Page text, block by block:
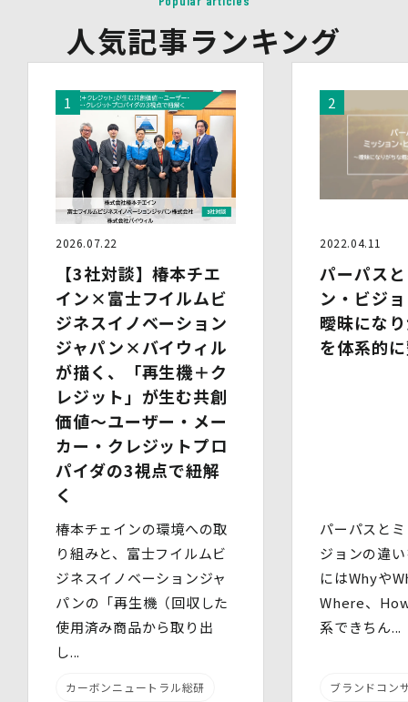
会社名・所属団体等の名称、所属名、役職名等の肩書、氏
名、住所、電話番号、メールアドレス、その他イベント・
セミナーを通じて取得した情報
(3)第三者提供の方法
(4)その他
上記の内容によらない個人情報の第三者提供を行う場合に
は、あらかじめ本人に対し個別具体的な内容を提示して同
意を得ます。
5.委託
当社は、上記利用目的の達成に必要な範囲内において、個
す。個人情報の取扱いを外部に委託する際は、十分な情報
管理水準を確保している委託先を選定するとともに、当該
委託先には必要かつ適切な監督を行います。
6.安全管理措置
当社は、個人情報保護法、個人情報保護方針及び本方針に
従って、個人データ（個人情報保護法第16条第３項により
定義された「個人データ」をいい、以下同様とします。）
を適切に取り扱い、正確かつ最新のものとするよう適切な
処置を講じます。
また、個人データの漏えい、滅失又は毀損の防止その他の
個人データの保護のため、個人データを適切かつ安全に管
理します。
当社は、個人情報を適切に取り扱うため、以下の安全管理
措置を実施します。
(1)組織的安全管理措置
・ 個人データの取扱いに関する責任者を定め、報告連絡
体制や取扱方法を管理しています。
・ 個人情報の取扱状況について定期的な点検及び監査を
実施しています。
(2)人的安全管理措置
・ 個人データについての秘密保持に関する事項を就業規
人気記事ランキング
2026.07.22
【3社対談】椿本チエ
イン×富士フイルムビ
ジネスイノベーション
ジャパン×バイウィル
が描く、「再生機＋ク
レジット」が生む共創
価値～ユーザー・メー
カー・クレジットプロ
パイダの3視点で紐解
く
椿本チェインの環境への取
り組みと、富士フイルムビ
ジネスイノベーションジャ
パンの「再生機（回収した
使用済み商品から取り出
し...
カーボンニュートラル総研
2022.04.11
パーパス
ン・ビジ
曖昧にな
を体系的
パーパスと
ジョンの違
にはWhyや
Where、
系できちん...
ブランドコン